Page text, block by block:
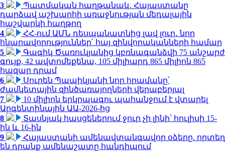
3
Պատմական հաղթանակ․ Հայաստանը
դարձավ աշխարհի առաջնության մեդալային
հաշվարկի հաղթող
4
ՀՀ-ում ԱՄՆ դեսպանատնից լավ լուր․ նոր
հնարավորություններ՝ հայ զինվորականների համար
5
Գագիկ Ծառուկյանից կբռնագանձվի 75 անշարժ
գույք, 42 ավտոմեքենա, 105 միլիարդ 865 միլիոն 865
հազար դրամ
6
Սուրեն Պապիկյանի նոր հրամանը՝
ժամկետային զինծառայողների վերաբերյալ
7
10 միլիոն երկրպագու պահանջում է վտարել
Արգենտինային ԱԱ-2026-ից
8
Տասնյակ հասցեներում ջուր չի լինի՝ հուլիսի 15-
ին և 16-ին
9
Հայաստանի ամենավտանգավոր օձերը. որտեղ
են դրանք ամենաշատը հանդիպում